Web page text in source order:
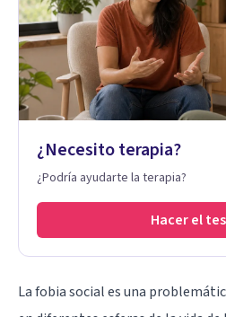
¿Necesito terapia?
¿Podría ayudarte la terapia?
Hacer el
La fobia social es una